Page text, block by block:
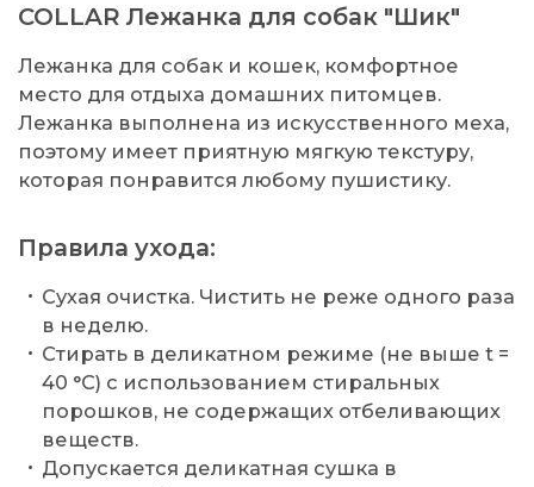
COLLAR Лежанка для собак "Шик"
Лежанка для собак и кошек, комфортное
место для отдыха домашних питомцев.
Лежанка выполнена из искусственного меха,
поэтому имеет приятную мягкую текстуру,
которая понравится любому пушистику.
Правила ухода:
Сухая очистка. Чистить не реже одного раза
в неделю.
Стирать в деликатном режиме (не выше t =
40 °C) с использованием стиральных
порошков, не содержащих отбеливающих
веществ.
Допускается деликатная сушка в